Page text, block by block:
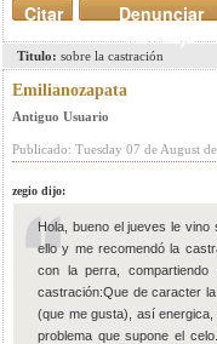
Denunciar
mensaje
Citar
Titulo: sobre la castración
Emilianozapata
Antiguo Usuario
Publicado: Tuesday 07 de August
zegio dijo:
Hola, bueno el jueves le
ello y me recomendó la
con la perra,
castración:Que de caracter
(que me gusta), así
problema que supone el